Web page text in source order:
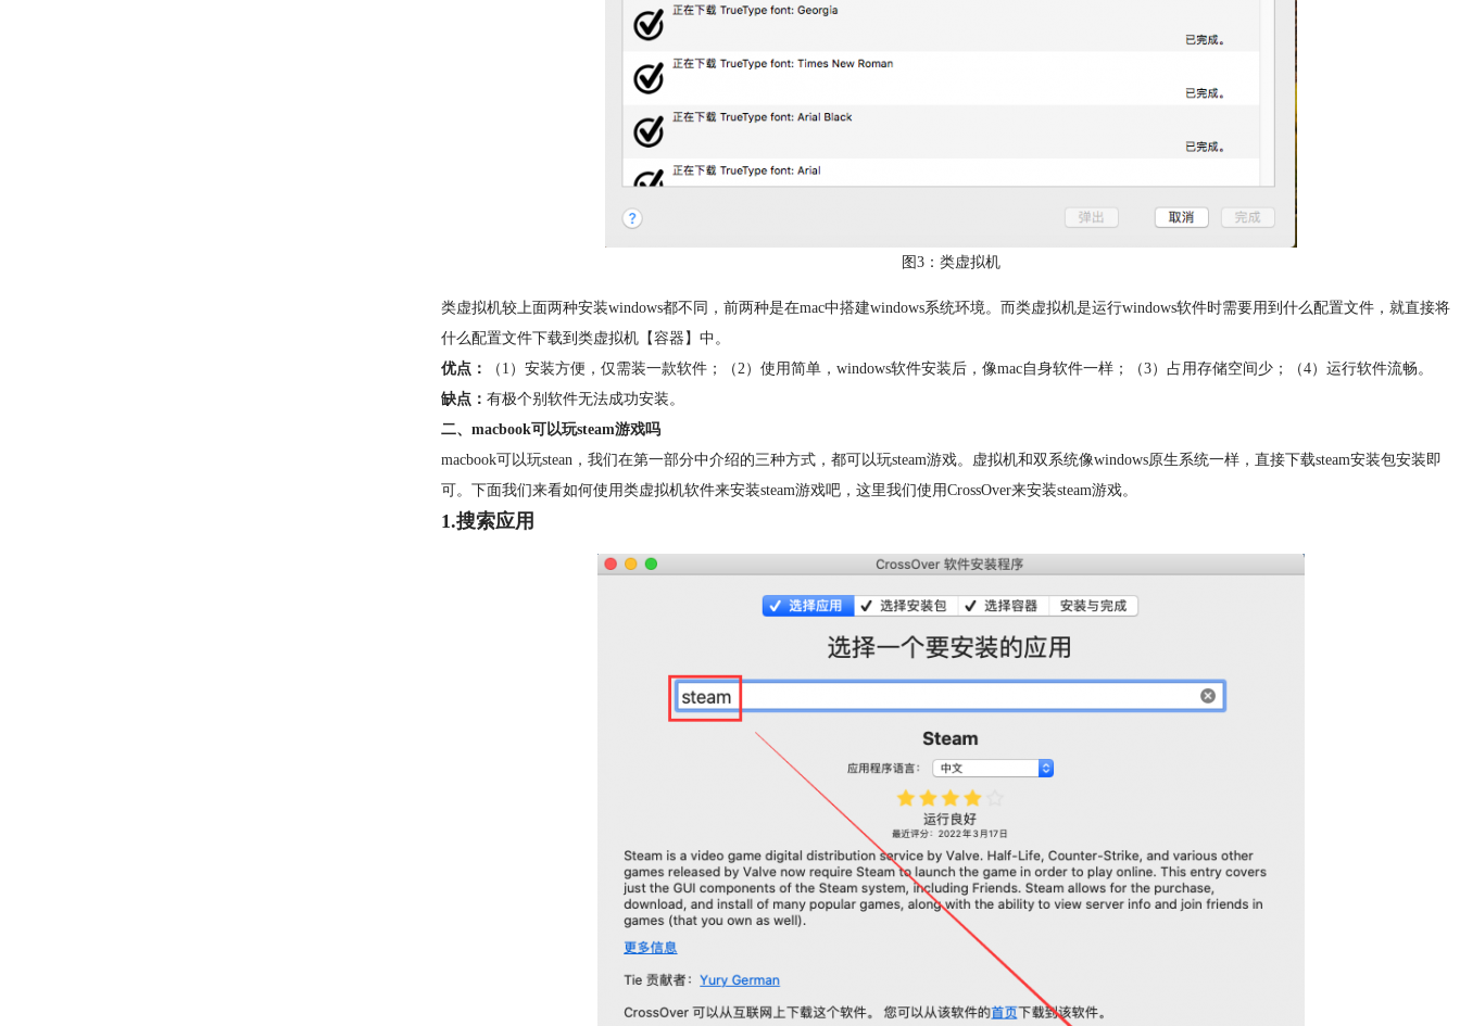
图3：类虚拟机
类虚拟机较上面两种安装windows都不同，前两种是在mac中搭建windows系统环境。而类虚拟机是运行windows软件时需要用到什么配置文件，就直接将
什么配置文件下载到类虚拟机【容器】中。
优点：
（1）安装方便，仅需装一款软件；（2）使用简单，windows软件安装后，像mac自身软件一样；（3）占用存储空间少；（4）运行软件流畅。
缺点： 有极个别软件无法成功安装。
二、macbook可以玩steam游戏吗
macbook可以玩stean，我们在第一部分中介绍的三种方式，都可以玩steam游戏。虚拟机和双系统像windows原生系统一样，直接下载steam安装包安装即
可。下面我们来看如何使用类虚拟机软件来安装steam游戏吧，这里我们使用CrossOver来安装steam游戏。
1.搜索应用